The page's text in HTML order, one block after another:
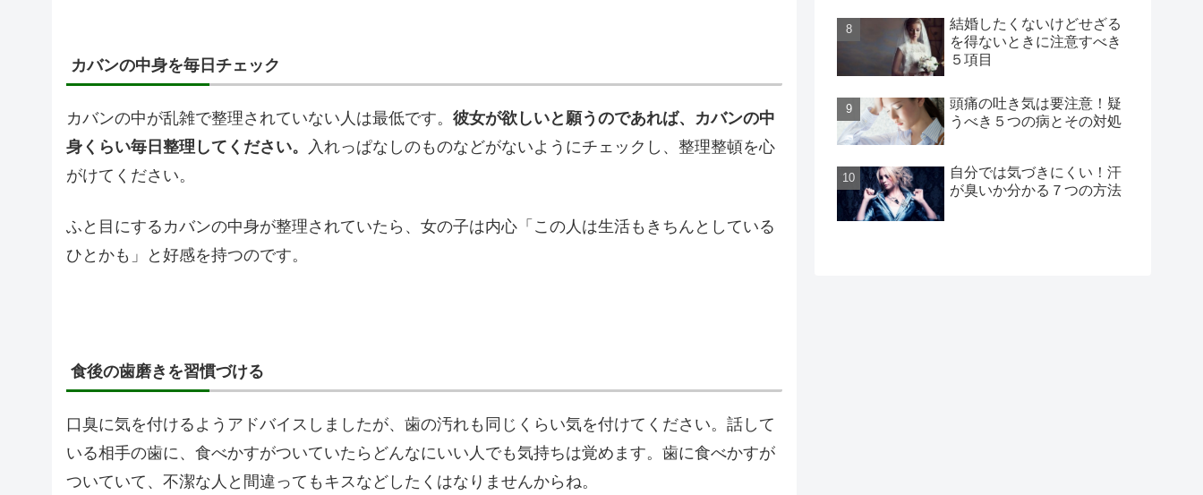
カバンの中身を毎日チェック
カバンの中が乱雑で整理されていない人は最低です。 彼女が欲しいと願うのであれば、カバンの中
身くらい毎日整理してください。 入れっぱなしのものなどがないようにチェックし、整理整頓を心
がけてください。
ふと目にするカバンの中身が整理されていたら、女の子は内心「この人は生活もきちんとしている
ひとかも」と好感を持つのです。
食後の歯磨きを習慣づける
口臭に気を付けるようアドバイスしましたが、歯の汚れも同じくらい気を付けてください。話して
いる相手の歯に、食べかすがついていたらどんなにいい人でも気持ちは覚めます。歯に食べかすが
ついていて、不潔な人と間違ってもキスなどしたくはなりませんからね。
結婚したくないけどせざる
を得ないときに注意すべき
５項目
頭痛の吐き気は要注意！疑
うべき５つの病とその対処
自分では気づきにくい！汗
が臭いか分かる７つの方法